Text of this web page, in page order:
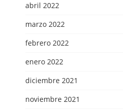
abril 2022
marzo 2022
febrero 2022
enero 2022
diciembre 2021
noviembre 2021